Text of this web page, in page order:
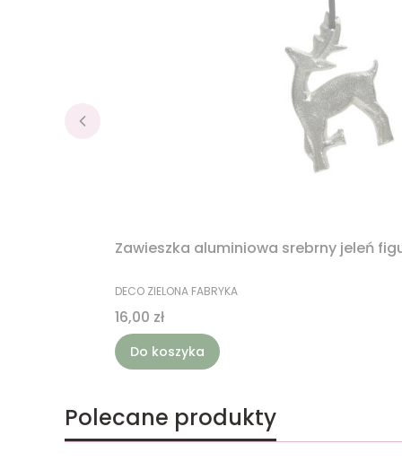
Zawieszka aluminiowa srebrny jeleń
PRODUCENT
DECO ZIELONA FABRYKA
Cena
16,00 zł
Do koszyka
Polecane produkty